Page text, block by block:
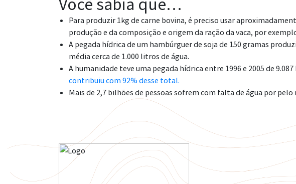
Para produzir 1kg de carne bovina, é preciso usar
produção e da composição e origem da ração da vaca, por
A pegada hídrica de um hambúrguer de soja de 150 gramas
média cerca de 1.000 litros de água.
A humanidade teve uma pegada hídrica entre 1996 e 2005 de
contribuiu com 92% desse total.
Mais de 2,7 bilhões de pessoas sofrem com falta de água por pelo